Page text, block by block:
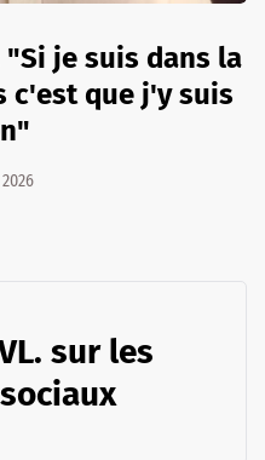
"Si je suis dans la
c'est que j'y suis
sur les